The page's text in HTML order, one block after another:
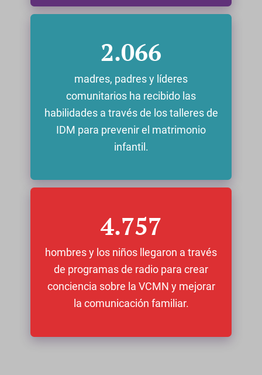
2.066
madres, padres y líderes
comunitarios ha recibido las
habilidades a través de los talleres de
IDM para prevenir el matrimonio
infantil.
4.757
hombres y los niños llegaron a través
de programas de radio para crear
conciencia sobre la VCMN y mejorar
la comunicación familiar.